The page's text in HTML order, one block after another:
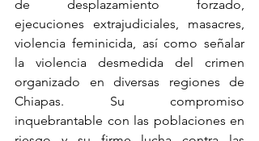
de desplazamiento forzado,
ejecuciones extrajudiciales, masacres,
violencia feminicida, así como señalar
la violencia desmedida del crimen
organizado en diversas regiones de
Chiapas. Su compromiso
inquebrantable con las poblaciones en